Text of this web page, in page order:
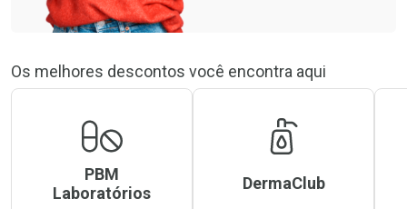
Os melhores descontos você encontra aqui
PBM
Laboratórios
DermaClub